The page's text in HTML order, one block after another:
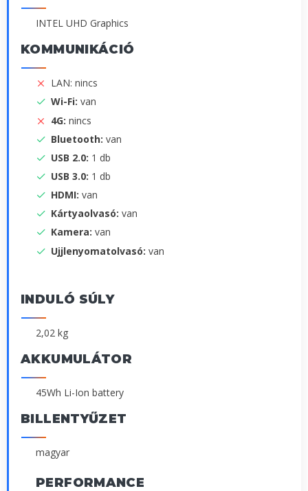
INTEL UHD Graphics
KOMMUNIKÁCIÓ
LAN: nincs
Wi-Fi: van
4G: nincs
Bluetooth: van
USB 2.0: 1 db
USB 3.0: 1 db
HDMI: van
Kártyaolvasó: van
Kamera: van
Ujjlenyomatolvasó: van
INDULÓ SÚLY
2,02 kg
AKKUMULÁTOR
45Wh Li-Ion battery
BILLENTYŰZET
magyar
PERFORMANCE